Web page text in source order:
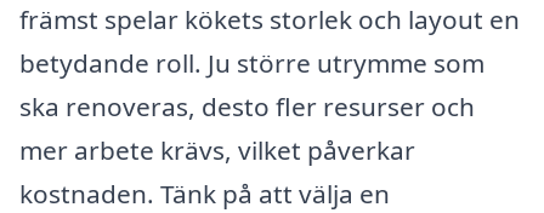
främst spelar kökets storlek och layout en
betydande roll. Ju större utrymme som
ska renoveras, desto fler resurser och
mer arbete krävs, vilket påverkar
kostnaden. Tänk på att välja en